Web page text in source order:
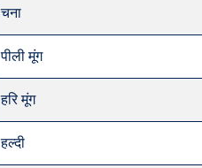
चना
पीली मूंग
हरि मूंग
हल्दी